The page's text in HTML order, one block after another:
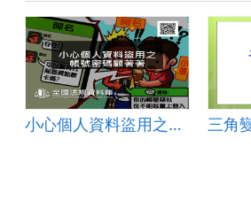
小心個人資料盜用之帳號密碼顧著著 三角